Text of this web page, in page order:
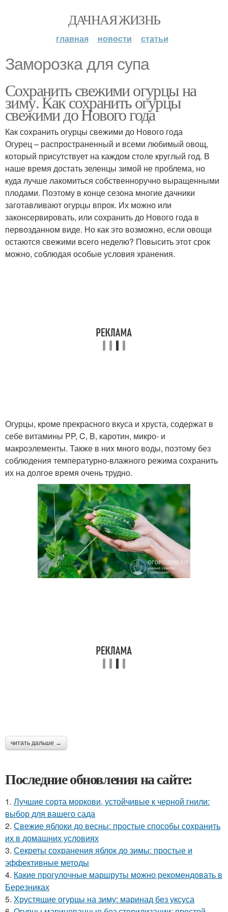
ДАЧНАЯ ЖИЗНЬ
главная новости статьи
Заморозка для супа
Сохранить свежими огурцы на
зиму. Как сохранить огурцы
свежими до Нового года
Как сохранить огурцы свежими до Нового года
Огурец – распространенный и всеми любимый овощ,
который присутствует на каждом столе круглый год. В
наше время достать зеленцы зимой не проблема, но
куда лучше лакомиться собственноручно выращенными
плодами. Поэтому в конце сезона многие дачники
заготавливают огурцы впрок. Их можно или
законсервировать, или сохранить до Нового года в
первозданном виде. Но как это возможно, если овощи
остаются свежими всего неделю? Повысить этот срок
можно, соблюдая особые условия хранения.
Огурцы, кроме прекрасного вкуса и хруста, содержат в
себе витамины PP, C, B, каротин, микро- и
макроэлементы. Также в них много воды, поэтому без
соблюдения температурно-влажного режима сохранить
их на долгое время очень трудно.
читать дальше →
Последние обновления на сайте:
1. Лучшие сорта моркови, устойчивые к черной гнили:
выбор для вашего сада
2. Свежие яблоки до весны: простые способы сохранить
их в домашних условиях
3. Секреты сохранения яблок до зимы: простые и
эффективные методы
4. Какие прогулочные маршруты можно рекомендовать в
Березниках
5. Хрустящие огурцы на зиму: маринад без уксуса